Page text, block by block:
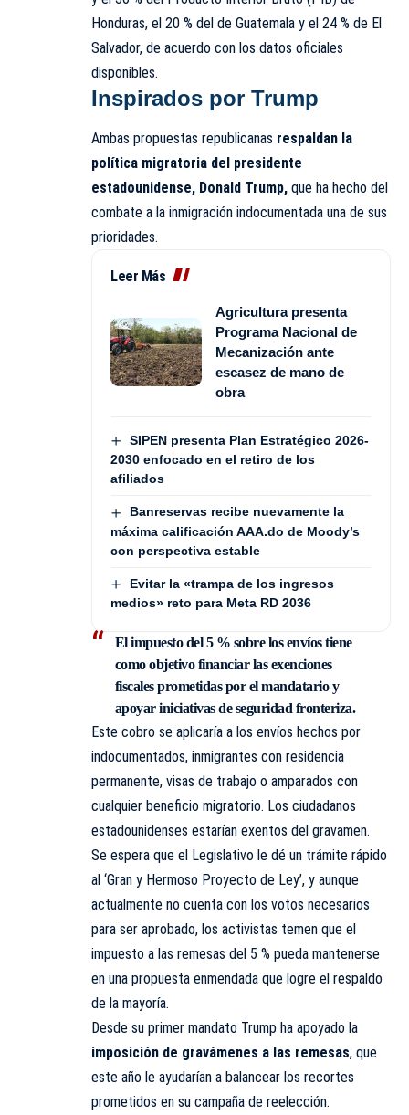
Honduras, el 20 % del de Guatemala y el 24 % de El
Salvador, de acuerdo con los datos oficiales
disponibles.
Inspirados por Trump
Ambas propuestas republicanas respaldan la
política migratoria del presidente
estadounidense, Donald Trump, que ha hecho del
combate a la inmigración indocumentada una de sus
prioridades.
Leer Más
Agricultura presenta
Programa Nacional de
Mecanización ante
escasez de mano de
obra
SIPEN presenta Plan Estratégico 2026-
2030 enfocado en el retiro de los
afiliados
Banreservas recibe nuevamente la
máxima calificación AAA.do de Moody’s
con perspectiva estable
Evitar la «trampa de los ingresos
medios» reto para Meta RD 2036
Elimpuesto del 5 % sobre los envíos tiene
como objetivo financiar las exenciones
fiscales prometidas por el mandatario y
apoyar iniciativas de seguridad fronteriza.
Este cobro se aplicaría a los envíos hechos por
indocumentados, inmigrantes con residencia
permanente, visas de trabajo o amparados con
cualquier beneficio migratorio. Los ciudadanos
estadounidenses estarían exentos del gravamen.
Se espera que el Legislativo le dé un trámite rápido
al ‘Gran y Hermoso Proyecto de Ley’, y aunque
actualmente no cuenta con los votos necesarios
para ser aprobado, los activistas temen que el
impuesto a las remesas del 5 % pueda mantenerse
en una propuesta enmendada que logre el respaldo
de la mayoría.
Desde su primer mandato Trump ha apoyado la
imposición de gravámenes a las remesas, que
este año le ayudarían a balancear los recortes
prometidos en su campaña de reelección.